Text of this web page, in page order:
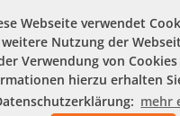
Webseite verwendet
Nutzung der
Verwendung von
hierzu erhalten
mehr